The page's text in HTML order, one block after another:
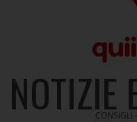
NOTIZIE
CONSIGLI